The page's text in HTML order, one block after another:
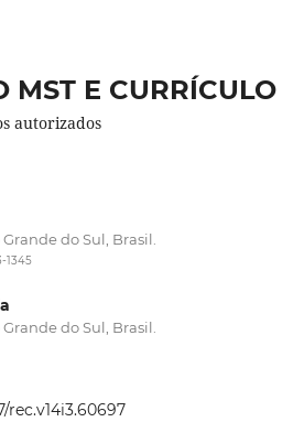
MST E CURRÍCULO
autorizados
do Sul, Brasil.
1345
do Sul, Brasil.
rec.v14i3.60697